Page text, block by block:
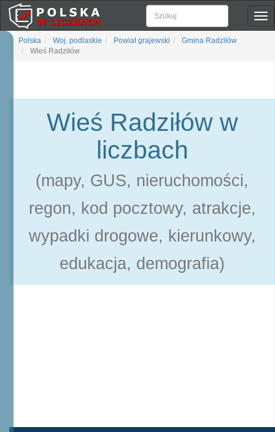
Polska Woj. podlaskie Powiat grajewski
Gmina Radziłów
Wieś Radziłów
Wieś Radziłów w
liczbach
(mapy, GUS, nieruchomości,
regon, kod pocztowy, atrakcje,
wypadki drogowe, kierunkowy,
edukacja, demografia)